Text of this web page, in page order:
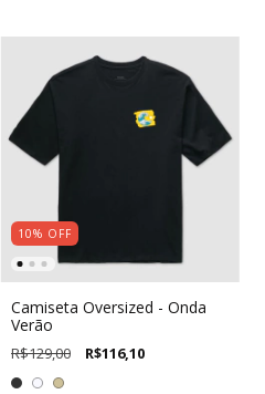
10% OFF
Camiseta Oversized - Onda
Verão
R$129,00 R$116,10